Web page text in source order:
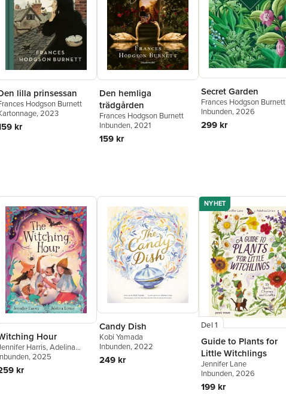
lilla prinsessan
Hodgson Burnett
, 2023
kr
Den hemliga
trädgården
Frances Hodgson Burnett
Inbunden, 2021
159 kr
Secret Garden
Frances Hodgson Burnett
Inbunden, 2026
299 kr
Hour
Harris,Adelina
, 2025
kr
Candy Dish
Kobi Yamada
Inbunden, 2022
249 kr
NYHET
Del 1
Guide to Plants for
Little Witchlings
Jennifer Lane
Inbunden, 2026
199 kr